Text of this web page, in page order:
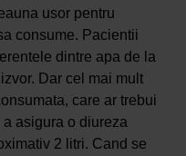
usor pentru
consume. Pacientii
dintre apa de la
Dar cel mai mult
care ar trebui
asigura o diureza
2 litri. Cand se